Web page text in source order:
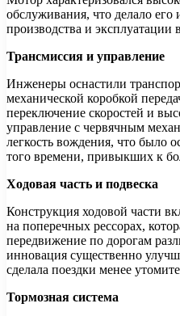
обслуживания, что делало его
производства и эксплуатации
Трансмиссия и управление
Инженеры оснастили
механической коробкой
переключение скоростей и
управление с червячным
легкость вождения, что было
того времени, привыкших к
Ходовая часть и подвеска
Конструкция ходовой части
на поперечных рессорах,
передвижение по дорогам
инновация существенно
сделала поездки менее
Тормозная система